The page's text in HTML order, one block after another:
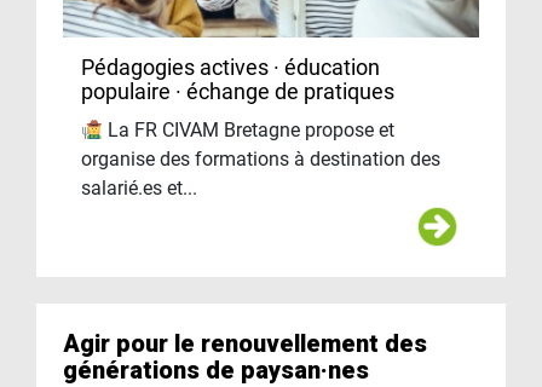
Pédagogies actives · éducation
populaire · échange de pratiques
La FR CIVAM Bretagne propose et
organise des formations à destination des
salarié.es et...
Agir pour le renouvellement des
générations de paysan·nes